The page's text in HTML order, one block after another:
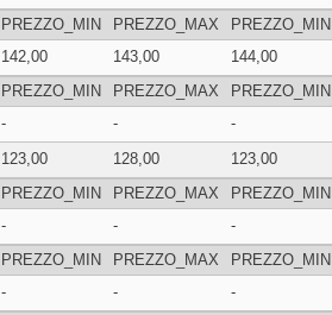
PREZZO_MIN PREZZO_MAX PREZZO_MIN
142,00 143,00 144,00
PREZZO_MIN PREZZO_MAX PREZZO_MIN
- - -
123,00 128,00 123,00
PREZZO_MIN PREZZO_MAX PREZZO_MIN
- - -
PREZZO_MIN PREZZO_MAX PREZZO_MIN
- - -